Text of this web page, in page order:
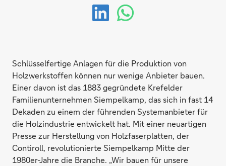
Schlüsselfertige Anlagen für die Produktion von
Holzwerkstoffen können nur wenige Anbieter bauen.
Einer davon ist das 1883 gegründete Krefelder
Familienunternehmen Siempelkamp, das sich in fast 14
Dekaden zu einem der führenden Systemanbieter für
die Holzindustrie entwickelt hat. Mit einer neuartigen
Presse zur Herstellung von Holzfaserplatten, der
Contiroll, revolutionierte Siempelkamp Mitte der
1980er-Jahre die Branche. „Wir bauen für unsere